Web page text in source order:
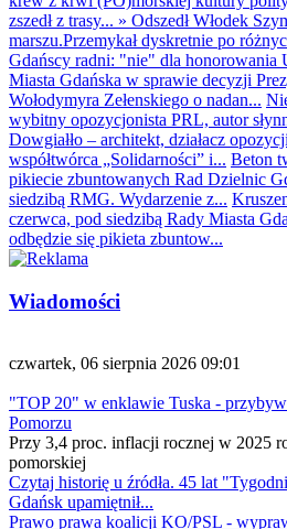
zszedł z trasy... » Odszedł Włodek
marszu.Przemykał dyskretnie po
Gdańscy radni: "nie" dla honorowania
Miasta Gdańska w sprawie decyzji
Wołodymyra Zełenskiego o nadan...
wybitny opozycjonista PRL, autor
Dowgiałło – architekt, działacz
współtwórca „Solidarności” i... Beton
pikiecie zbuntowanych Rad Dzielnic
siedzibą RMG. Wydarzenie z...
czerwca, pod siedzibą Rady Miasta
odbędzie się pikieta zbuntow...
Wiadomości
czwartek, 06 sierpnia 2026 09:01
"TOP 20" w enklawie Tuska -
Pomorzu
Przy 3,4 proc. inflacji rocznej w 2025
pomorskiej
Czytaj historię u źródła. 45 lat
Gdańsk upamiętnił...
Prawo prawa koalicji KO/PSL -